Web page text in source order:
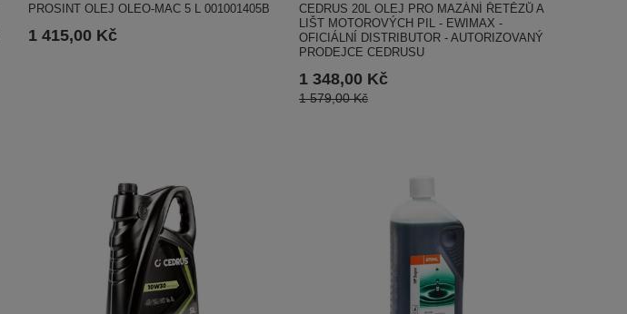
PROSINT OLEJ OLEO-MAC 5 L 001001405B
1 415,00 Kč
CEDRUS 20L OLEJ PRO MAZÁNÍ ŘETĚZŮ A
LIŠT MOTOROVÝCH PIL - EWIMAX -
OFICIÁLNÍ DISTRIBUTOR - AUTORIZOVANÝ
PRODEJCE CEDRUSU
1 348,00 Kč
1 579,00 Kč